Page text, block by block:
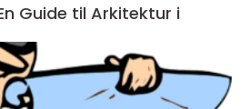
Guide til Arkitektur i